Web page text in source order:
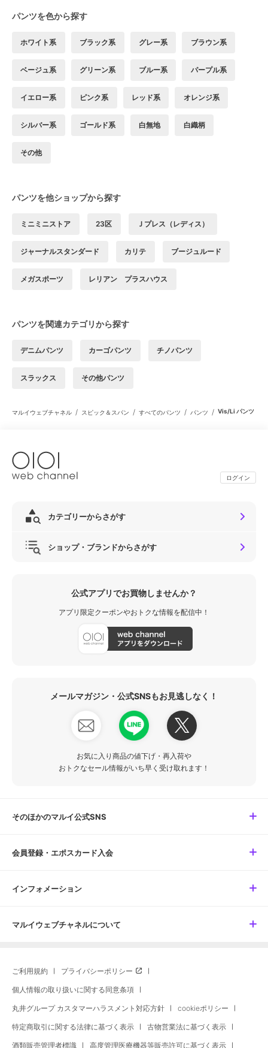
パンツを色から探す
ホワイト系 ブラック系 グレー系 ブラウン系
ベージュ系 グリーン系 ブルー系 パープル系
イエロー系 ピンク系 レッド系 オレンジ系
シルバー系 ゴールド系 白無地 白織柄
その他
パンツを他ショップから探す
ミニミニストア 23区 Ｊプレス（レディス）
ジャーナルスタンダード カリテ ブージュルード
メガスポーツ レリアン プラスハウス
パンツを関連カテゴリから探す
デニムパンツ カーゴパンツ チノパンツ
スラックス その他パンツ
マルイウェブチャネル / スピック＆スパン / すべてのパンツ / パンツ / Vis/Li パンツ
ログイン
カテゴリーからさがす
ショップ・ブランドからさがす
公式アプリでお買物しませんか？
アプリ限定クーポンやおトクな情報を配信中！
メールマガジン・公式SNSもお見逃しなく！
お気に入り商品の値下げ・再入荷や
おトクなセール情報がいち早く受け取れます！
そのほかのマルイ公式SNS
会員登録・エポスカード入会
インフォメーション
マルイウェブチャネルについて
ご利用規約 プライバシーポリシー
個人情報の取り扱いに関する同意条項
丸井グループ カスタマーハラスメント対応方針 cookieポリシー
特定商取引に関する法律に基づく表示 古物営業法に基づく表示
酒類販売管理者標識 高度管理医療機器等販売許可に基づく表示